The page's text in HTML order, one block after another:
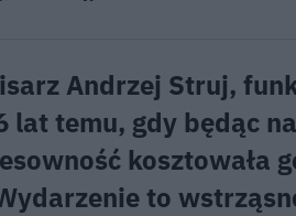
Andrzej Struj,
lat temu, gdy będąc
kosztowała
to